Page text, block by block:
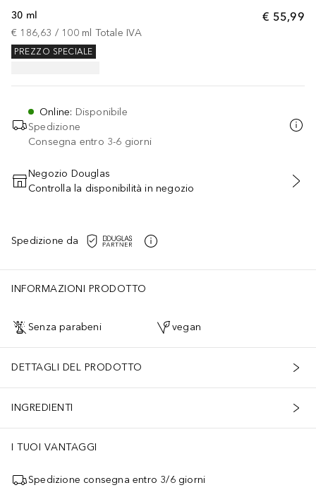
€ 55,99
30 ml
€ 186,63 / 100 ml Totale IVA
PREZZO SPECIALE
Online: Disponibile
Spedizione
Consegna entro 3-6 giorni
AGGIUNGI AL CARRELLO
Negozio Douglas
Controlla la disponibilità in negozio
Spedizione da
INFORMAZIONI PRODOTTO
Senza parabeni vegan
DETTAGLI DEL PRODOTTO
INGREDIENTI
I TUOI VANTAGGI
Spedizione consegna entro 3/6 giorni